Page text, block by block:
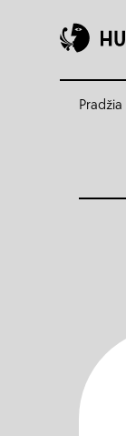
Pradžia